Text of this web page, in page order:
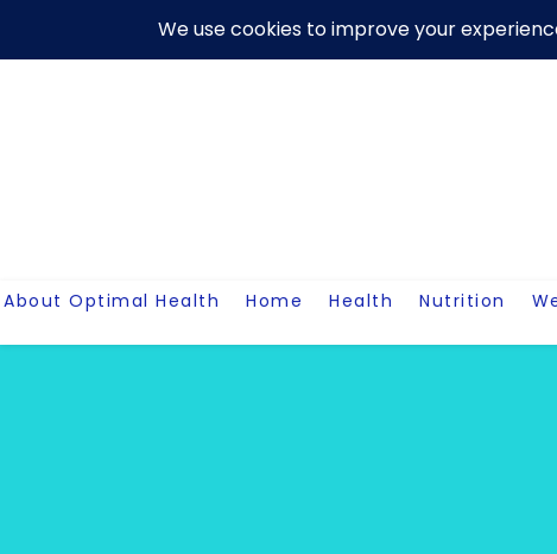
content
Contact Me Terms And Conditions Disclaimer
About Optimal Health Home Health Nutrition